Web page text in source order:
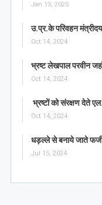
Jan 13, 2025
उ.प्र.के परिवहन
Oct 14, 2024
भ्रष्ट लेखपाल परवीन
Oct 14, 2024
भ्रष्टों को संरक्षण देते
Oct 14, 2024
धड़ल्ले से बनाये जाते
Jul 15, 2024